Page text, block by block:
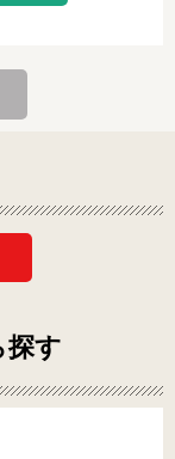
探す